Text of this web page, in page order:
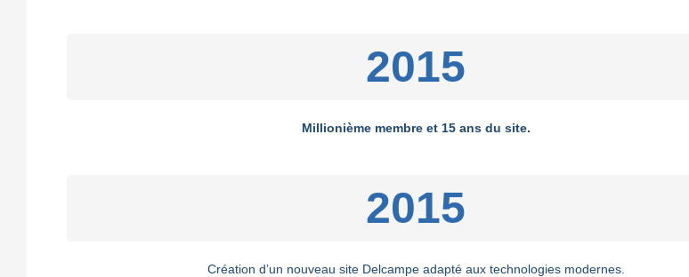
2015
Millionième membre et 15 ans du site.
2015
Création d’un nouveau site Delcampe adapté aux technologies modernes.